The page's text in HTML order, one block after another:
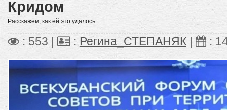
Кридом
Расскажем, как ей это удалось.
: 553 | : Регина_СТЕПАНЯК :